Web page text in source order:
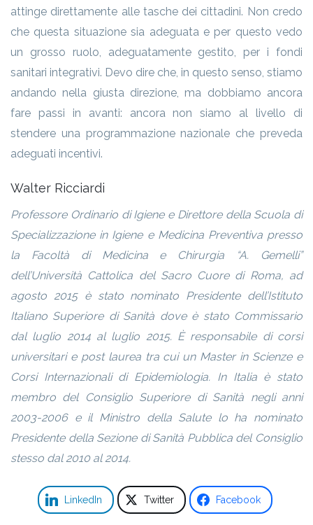
attinge direttamente alle tasche dei cittadini. Non credo
che questa situazione sia adeguata e per questo vedo
un grosso ruolo, adeguatamente gestito, per i fondi
sanitari integrativi. Devo dire che, in questo senso, stiamo
andando nella giusta direzione, ma dobbiamo ancora
fare passi in avanti: ancora non siamo al livello di
stendere una programmazione nazionale che preveda
adeguati incentivi.
Walter Ricciardi
Professore Ordinario di Igiene e Direttore della Scuola di
Specializzazione in Igiene e Medicina Preventiva presso
la Facoltà di Medicina e Chirurgia “A. Gemelli”
dell’Università Cattolica del Sacro Cuore di Roma, ad
agosto 2015 è stato nominato Presidente dell’Istituto
Italiano Superiore di Sanità dove è stato Commissario
dal luglio 2014 al luglio 2015. È responsabile di corsi
universitari e post laurea tra cui un Master in Scienze e
Corsi Internazionali di Epidemiologia. In Italia è stato
membro del Consiglio Superiore di Sanità negli anni
2003-2006 e il Ministro della Salute lo ha nominato
Presidente della Sezione di Sanità Pubblica del Consiglio
stesso dal 2010 al 2014.
LinkedIn Twitter Facebook